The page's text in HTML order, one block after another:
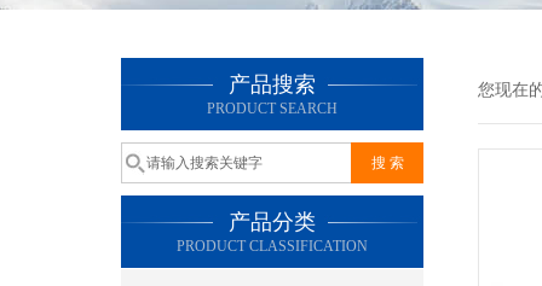
产品搜索
PRODUCT SEARCH
产品分类
PRODUCT CLASSIFICATION
您现在